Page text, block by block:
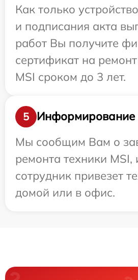
Как только
и подписания акта
работ Вы получите
сертификат на
MSI сроком до 3 лет.
5
Информирование
Мы сообщим Вам о
ремонта техники
сотрудник привезет
домой или в офис.